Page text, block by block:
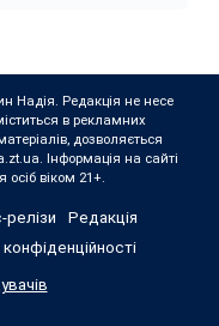
Надія. Редакція не несе
в рекламних
дозволяється
Інформація на сайті
віком 21+.
Редакція